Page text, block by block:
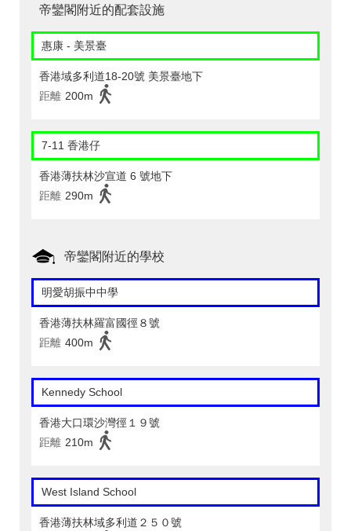
帝鑾閣附近的配套設施
惠康 - 美景臺
香港域多利道18-20號 美景臺地下
距離 200m
7-11 香港仔
香港薄扶林沙宣道 6 號地下
距離 290m
帝鑾閣附近的學校
明愛胡振中中學
香港薄扶林羅富國徑８號
距離 400m
Kennedy School
香港大口環沙灣徑１９號
距離 210m
West Island School
香港薄扶林域多利道２５０號